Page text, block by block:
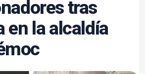
tras
en la alcaldía